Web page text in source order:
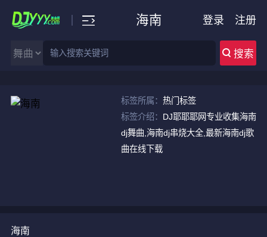
搜索
海南 登录 注册
标签所属：热门标签
标签介绍： DJ耶耶耶网专业收集海南
dj舞曲,海南dj串烧大全,最新海南dj歌
曲在线下载
海南